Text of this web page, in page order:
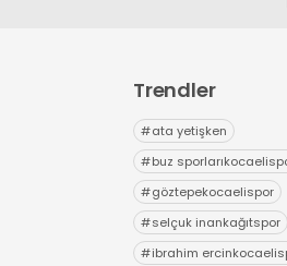
Trendler
#ata yetişken
#buz
#göztepekocaelispor
#selçuk inankağıtspor
#ibrahim